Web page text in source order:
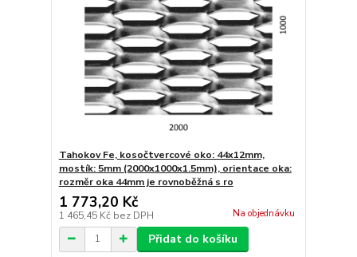
Tahokov Fe, kosočtvercové oko: 44x12mm,
mostík: 5mm (2000x1000x1.5mm), orientace oka:
rozměr oka 44mm je rovnoběžná s ro
1 773,20 Kč
1 465,45 Kč bez DPH Na objednávku
Přidat do košíku